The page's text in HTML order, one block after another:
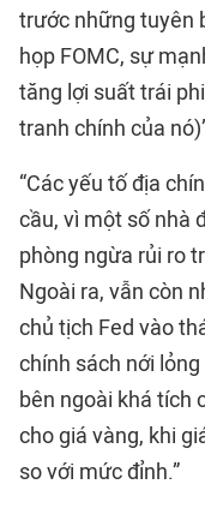
trước những tuyên
họp FOMC, sự
tăng lợi suất trái
tranh chính của
“Các yếu tố địa
cầu, vì một số nhà
phòng ngừa rủi ro
Ngoài ra, vẫn còn
chủ tịch Fed vào
chính sách nới
bên ngoài khá tích
cho giá vàng, khi
so với mức đỉnh.”